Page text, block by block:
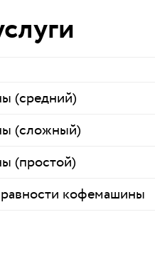
(средний)
(сложный)
(простой)
кофемашины